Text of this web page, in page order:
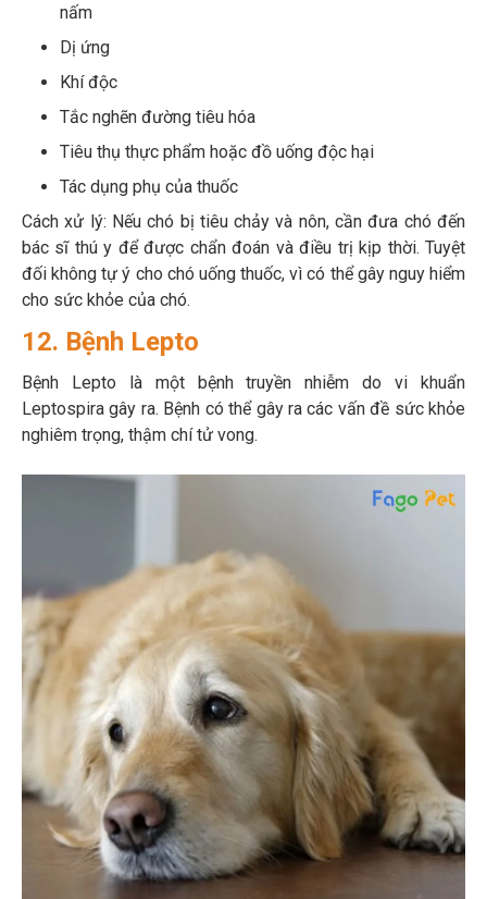
nấm
Dị ứng
Khí độc
Tắc nghẽn đường tiêu hóa
Tiêu thụ thực phẩm hoặc đồ uống độc hại
Tác dụng phụ của thuốc
Cách xử lý: Nếu chó bị tiêu chảy và nôn, cần đưa chó đến
bác sĩ thú y để được chẩn đoán và điều trị kịp thời. Tuyệt
đối không tự ý cho chó uống thuốc, vì có thể gây nguy hiểm
cho sức khỏe của chó.
12. Bệnh Lepto
Bệnh Lepto là một bệnh truyền nhiễm do vi khuẩn
Leptospira gây ra. Bệnh có thể gây ra các vấn đề sức khỏe
nghiêm trọng, thậm chí tử vong.